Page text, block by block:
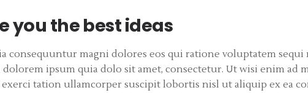
you the best ideas
consequuntur magni dolores eos qui ratione voluptatem sequi
ipsum quia dolo sit amet, consectetur. Ut wisi enim ad
tation ullamcorper suscipit lobortis nisl ut aliquip ex ea